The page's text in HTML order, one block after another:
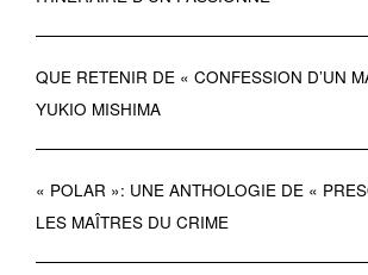
QUE RETENIR DE « CONFESSION D’UN
YUKIO MISHIMA
« POLAR »: UNE ANTHOLOGIE DE «
LES MAÎTRES DU CRIME